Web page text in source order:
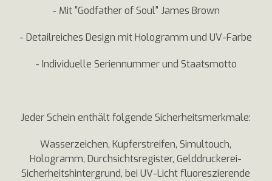
- Mit "Godfather of Soul" James Brown
- Detailreiches Design mit Hologramm und UV-Farbe
- Individuelle Seriennummer und Staatsmotto
Jeder Schein enthält folgende Sicherheitsmerkmale:
Wasserzeichen, Kupferstreifen, Simultouch,
Hologramm, Durchsichtsregister, Gelddruckerei-
Sicherheitshintergrund, bei UV-Licht fluoreszierende